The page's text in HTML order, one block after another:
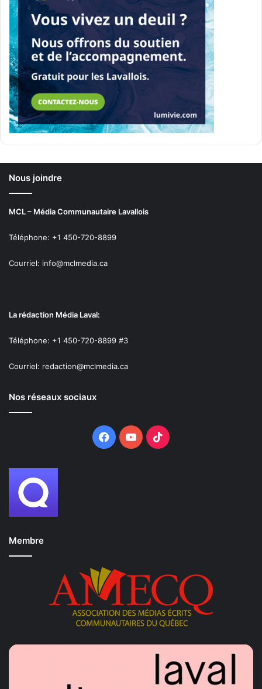
Nous joindre
MCL – Média Communautaire Lavallois
Téléphone: +1 450-720-8899
Courriel: info@mclmedia.ca
La rédaction Média Laval:
Téléphone: +1 450-720-8899 #3
Courriel: redaction@mclmedia.ca
Nos réseaux sociaux
Facebook
YouTubeTikTok
Membre